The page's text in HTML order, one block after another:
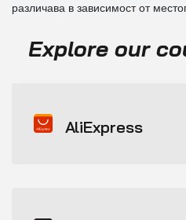
различава в зависимост от
Explore our
AliExpress